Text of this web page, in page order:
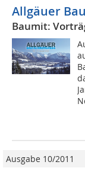
Allgäuer
Baumit:
Ausgabe 10/2011